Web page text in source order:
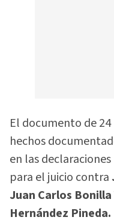
El documento de
hechos
en las
para el juicio contra
Juan Carlos
Hernández Pineda.